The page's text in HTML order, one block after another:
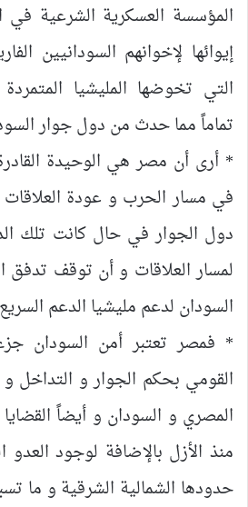
المؤسسة العسكرية الشرعية في
إيوائها لإخوانهم السودانيين
التي تخوضها المليشيا
تماماً مما حدث من دول جوار
* أرى أن مصر هي الوحيدة
في مسار الحرب و عودة العلاقات
دول الجوار في حال كانت تلك
لمسار العلاقات و أن توقف تدفق
السودان لدعم مليشيا الدعم
* فمصر تعتبر أمن السودان
القومي بحكم الجوار و التداخل و
المصري و السودان و أيضاً
منذ الأزل بالإضافة لوجود
حدودها الشمالية الشرقية و ما